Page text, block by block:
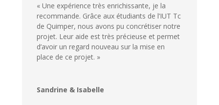
« Une expérience très enrichissante, je la
recommande. Grâce aux étudiants de l’IUT Tc
de Quimper, nous avons pu concrétiser notre
projet. Leur aide est très précieuse et permet
d’avoir un regard nouveau sur la mise en
place de ce projet. »
Sandrine & Isabelle